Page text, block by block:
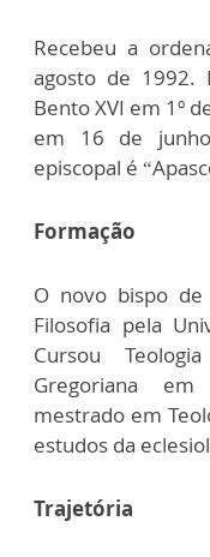
Recebeu a
agosto de 1992.
Bento XVI em 1º
em 16 de
episcopal é
Formação
O novo bispo de
Filosofia pela
Cursou
Gregoriana em
mestrado em
estudos da
Trajetória